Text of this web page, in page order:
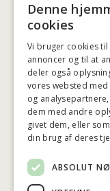
Denne
cookies
Vi bruger cookies
annoncer og til at
deler også
vores websted
og
dem med andre
givet dem, eller
din brug af deres
ABSOLUT